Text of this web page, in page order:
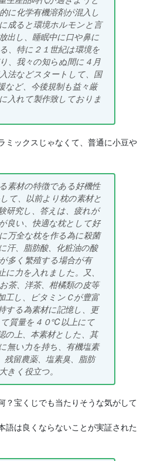
に化学有機溶剤が混入し
成ると環境ホルモンと言
出し、睡眠中に口や鼻に
、特に２１世紀は環境を
、我々の知らぬ間に４月
法などスタートして、国
など、今後規制も益々厳
入れて製作致しておりま
ミックスじゃなくて、普通に小豆や
素材の特徴である好機性
て、以前より枕の素材と
研究し、答えは、疲れが
良い、快適な枕として好
万全な枕を作る為に殺菌
汗、脂肪酸、化粧油の酸
多く繁殖する場合が有
に力を入れました。又、
茶、洋茶、柑橘類の皮等
工し、ビタミンＣが豊富
する為素材に記憶し、更
質量を４０℃以上にて
の上、本素材とした、其
無い力を持ち、有機塩素
残留農薬、塩素臭、脂肪
きく役立つ。
宝くじでも当たりそうな気がして
語は良くならないことが実証された